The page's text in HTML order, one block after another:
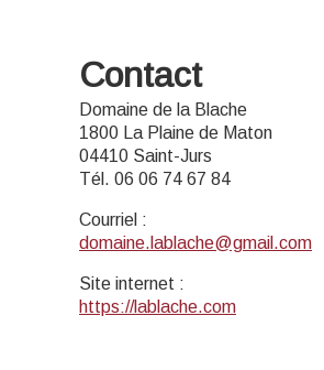
Contact
Domaine de la Blache
1800 La Plaine de Maton
04410 Saint-Jurs
Tél. 06 06 74 67 84
Courriel :
domaine.lablache@gmail.com
Site internet :
https://lablache.com